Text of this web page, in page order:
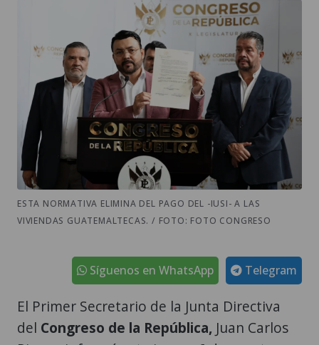
ESTA NORMATIVA ELIMINA DEL PAGO DEL -IUSI- A LAS
VIVIENDAS GUATEMALTECAS. / FOTO: FOTO CONGRESO
Telegram
Síguenos en WhatsApp
El Primer Secretario de la Junta Directiva
del Congreso de la República, Juan Carlos